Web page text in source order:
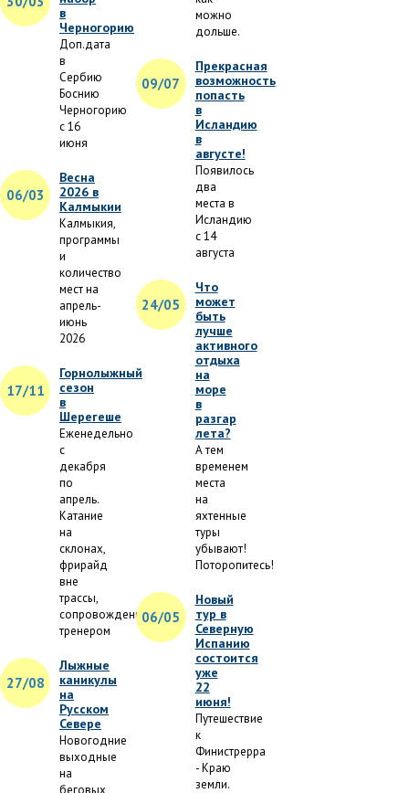
в
Черногорию
Доп.дата
в
Сербию
Боснию
Черногорию
с 16
июня
06/03
Весна
2026 в
Калмыкии
Калмыкия,
программы
и
количество
мест на
апрель-
июнь
2026
17/11
Горнолыжный
сезон
в
Шерегеше
Еженедельно
с
декабря
по
апрель.
Катание
на
склонах,
фрирайд
вне
трассы,
сопровождение
тренером
27/08
Лыжные
каникулы
на
Русском
Севере
Новогодние
выходные
на
беговых
можно
дольше.
09/07
Прекрасная
возможность
попасть
в
Исландию
в
августе!
Появилось
два
места в
Исландию
с 14
августа
24/05
Что
может
быть
лучше
активного
отдыха
на
море
в
разгар
лета?
А тем
временем
места
на
яхтенные
туры
убывают!
Поторопитесь!
06/05
Новый
тур в
Северную
Испанию
состоится
уже
22
июня!
Путешествие
к
Финистрерра
- Краю
земли.